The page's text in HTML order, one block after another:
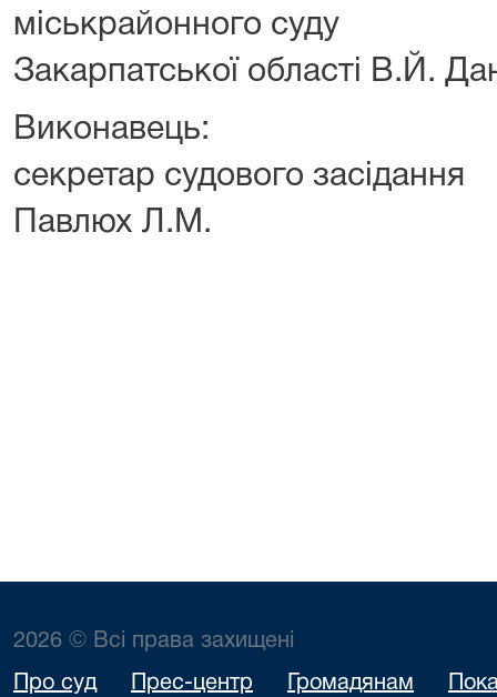
міськрайонного суду
Закарпатської області В.Й.
Виконавець:
секретар судового засідання
Павлюх Л.М.
2026 © Всі права захищені
Про суд Прес-центр Громадянам